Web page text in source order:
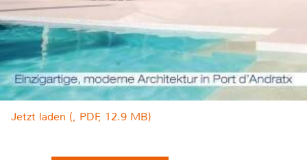
Jetzt laden (, PDF, 12.9 MB)